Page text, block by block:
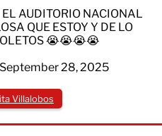
AUDITORIO NACIONAL
QUE ESTOY Y DE LO
😭😭😭😭
September 28, 2025
Villalobos